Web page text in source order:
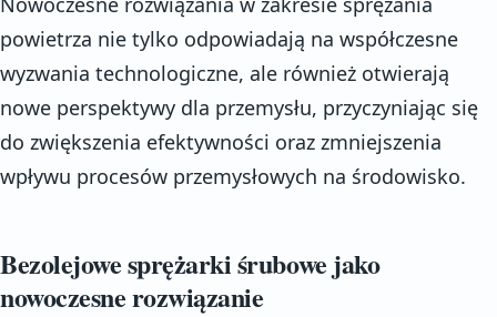
powietrza nie tylko odpowiadają na współczesne
wyzwania technologiczne, ale również otwierają
nowe perspektywy dla przemysłu, przyczyniając się
do zwiększenia efektywności oraz zmniejszenia
wpływu procesów przemysłowych na środowisko.
Bezolejowe sprężarki śrubowe jako
nowoczesne rozwiązanie